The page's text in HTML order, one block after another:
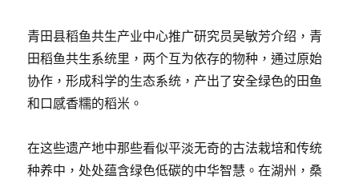
青田县稻鱼共生产业中心推广研究员吴敏芳介绍，青
田稻鱼共生系统里，两个互为依存的物种，通过原始
协作，形成科学的生态系统，产出了安全绿色的田鱼
和口感香糯的稻米。
在这些遗产地中那些看似平淡无奇的古法栽培和传统
种养中，处处蕴含绿色低碳的中华智慧。在湖州，桑